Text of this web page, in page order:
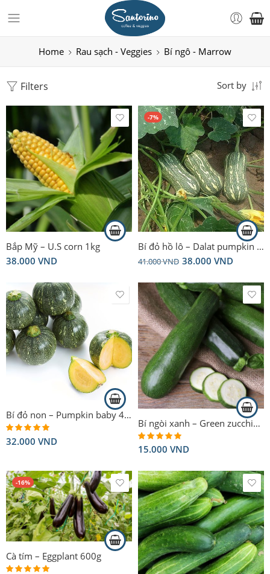
Home Rau sạch - Veggies Bí ngô - Marrow
Filters Sort by
Bắp Mỹ – U.S corn 1kg
38.000 VND
-7%
Bí đỏ hồ lô – Dalat pumpkin – Butternut Squash 600g
41.000VND 38.000 VND
Bí đỏ non – Pumpkin baby 400g
Rated4.90
out of 5
32.000 VND
Bí ngòi xanh – Green zucchini 300g
Rated5.00
15.000 VND
-16%
Cà tím – Eggplant 600g